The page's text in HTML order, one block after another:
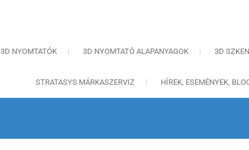
3D NYOMTATÓK 3D NYOMTATÓ ALAPANYAGOK 3D
STRATASYS MÁRKASZERVIZ HÍREK, ESEMÉNYEK,